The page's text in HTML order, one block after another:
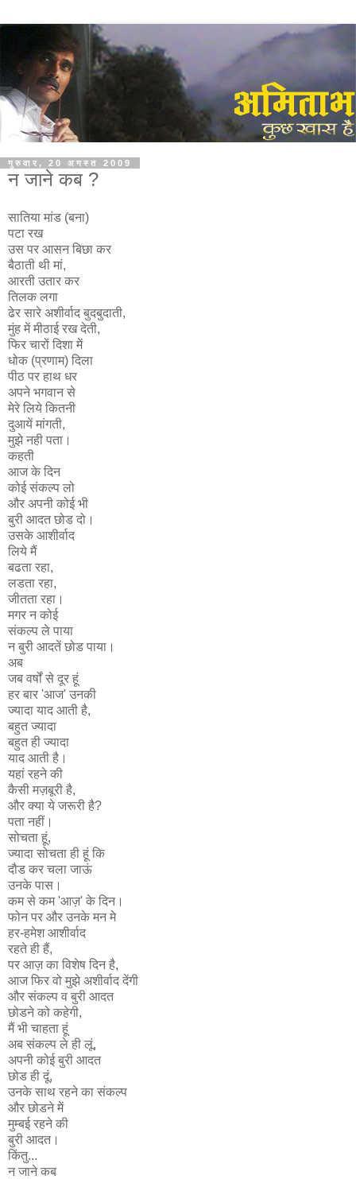
गुरुवार, 20 अगस्त 2009
न जाने कब ?
सातिया मांड (बना)
पटा रख
उस पर आसन बिछा कर
बैठाती थी मां,
आरती उतार कर
तिलक लगा
ढेर सारे अशीर्वाद बुदबुदाती,
मुंह में मीठाई रख देती,
फिर चारों दिशा में
धोक (प्रणाम) दिला
पीठ पर हाथ धर
अपने भगवान से
मेरे लिये कितनी
दुआयें मांगती,
मुझे नही पता।
कहती
आज के दिन
कोई संकल्प लो
और अपनी कोई भी
बुरी आदत छोड दो।
उसके आशीर्वाद
लिये मैं
बढता रहा,
लडता रहा,
जीतता रहा।
मगर न कोई
संकल्प ले पाया
न बुरी आदतें छोड पाया।
अब
जब वर्षों से दूर हूं
हर बार 'आज' उनकी
ज्यादा याद आती है,
बहुत ज्यादा
बहुत ही ज्यादा
याद आती है।
यहां रहने की
कैसी मज़बूरी है,
और क्या ये जरूरी है?
पता नहीं।
सोचता हूं,
ज्यादा सोचता ही हूं कि
दौड कर चला जाऊं
उनके पास।
कम से कम 'आज़' के दिन।
फोन पर और उनके मन मे
हर-हमेश आशीर्वाद
रहते ही हैं,
पर आज़ का विशेष दिन है,
आज फिर वो मुझे अशीर्वाद देंगी
और संकल्प व बुरी आदत
छोडने को कहेगी,
मैं भी चाहता हूं
अब संकल्प ले ही लूं,
अपनी कोई बुरी आदत
छोड ही दूं,
उनके साथ रहने का संकल्प
और छोडने में
मुम्बई रहने की
बुरी आदत।
किंतु...
न जाने कब